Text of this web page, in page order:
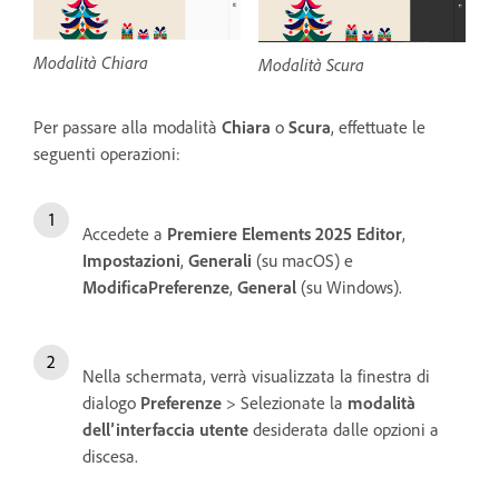
Modalità Chiara Modalità Scura
Per passare alla modalità Chiara o Scura, effettuate le
seguenti operazioni:
Accedete a Premiere Elements 2025 Editor,
Impostazioni, Generali (su macOS) e
ModificaPreferenze, General (su Windows).
Nella schermata, verrà visualizzata la finestra di
dialogo Preferenze > Selezionate la modalità
dell’interfaccia utente desiderata dalle opzioni a
discesa.